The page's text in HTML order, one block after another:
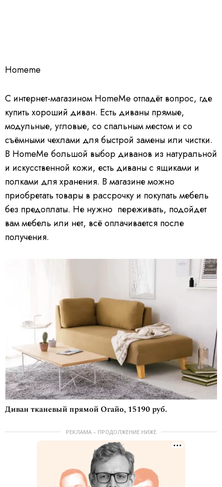
Homeme
С интернет-магазином HomeMe отпадёт вопрос, где
купить хороший диван. Есть диваны прямые,
модульные, угловые, со спальным местом и со
съёмными чехлами для быстрой замены или чистки.
В HomeMe большой выбор диванов из натуральной
и искусственной кожи, есть диваны с ящиками и
полками для хранения. В магазине можно
приобретать товары в рассрочку и покупать мебель
без предоплаты. Не нужно переживать, подойдет
вам мебель или нет, всё оплачивается после
получения.
Диван тканевый прямой Огайо, 15190 руб.
РЕКЛАМА – ПРОДОЛЖЕНИЕ НИЖЕ